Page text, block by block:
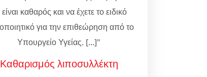
καθαρός και να έχετε το ειδικό
για την επιθεώρηση από το
Υπουργείο Υγείας. [...]"
Καθαρισμός λιποσυλλέκτη